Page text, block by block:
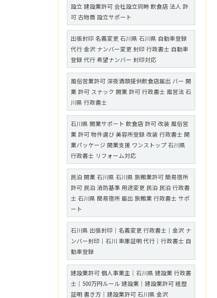
設立 建設業許可 会社設立同時 飲食店 法人 許
可 古物商 設立サポート
出張封印 名義変更 石川県 石川県 自動車登録
代行 金沢 ナンバー変更 封印 行政書士 自動車
登録 代行 希望ナンバー 封印対応
風俗営業許可 深夜酒類提供飲食店届出 バー 開
業 許可 スナック 開業 許可 行政書士 風営法 石
川県 行政書士
石川県 開業サポート 飲食店 許可 改装 風俗営
業 許可 物件選び 美容所登録 改装 行政書士 開
業パッケージ 開業支援 ワンストップ 石川県
行政書士 リフォーム対応
民泊 開業 石川県 石川県 旅館業許可 簡易宿所
許可 民泊 消防基準 用途変更 民泊 民泊 行政書
士 石川県 簡易宿所 届出 旅館業 行政書士 サポ
ート
石川県 出張封印｜名義変更 行政書士｜金沢 ナ
ンバー封印｜石川 車庫証明 代行｜行政書士 自
動車登録
建設業許可 個人事業主｜石川県 建設業 行政書
士｜500万円ルール 建設業｜建設業許可 経歴
証明 書き方｜建設業許可 石川県 金沢